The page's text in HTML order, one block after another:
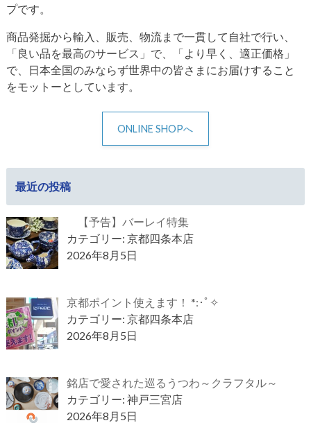
プです。
商品発掘から輸入、販売、物流まで一貫して自社で行い、
「良い品を最高のサービス」で、「より早く、適正価格」
で、日本全国のみならず世界中の皆さまにお届けすること
をモットーとしています。
ONLINE SHOPへ
最近の投稿
【予告】バーレイ特集
カテゴリー: 京都四条本店
2026年8月5日
京都ポイント使えます！ *:･ﾟ✧
カテゴリー: 京都四条本店
2026年8月5日
銘店で愛された巡るうつわ～クラフタル～
カテゴリー: 神戸三宮店
2026年8月5日